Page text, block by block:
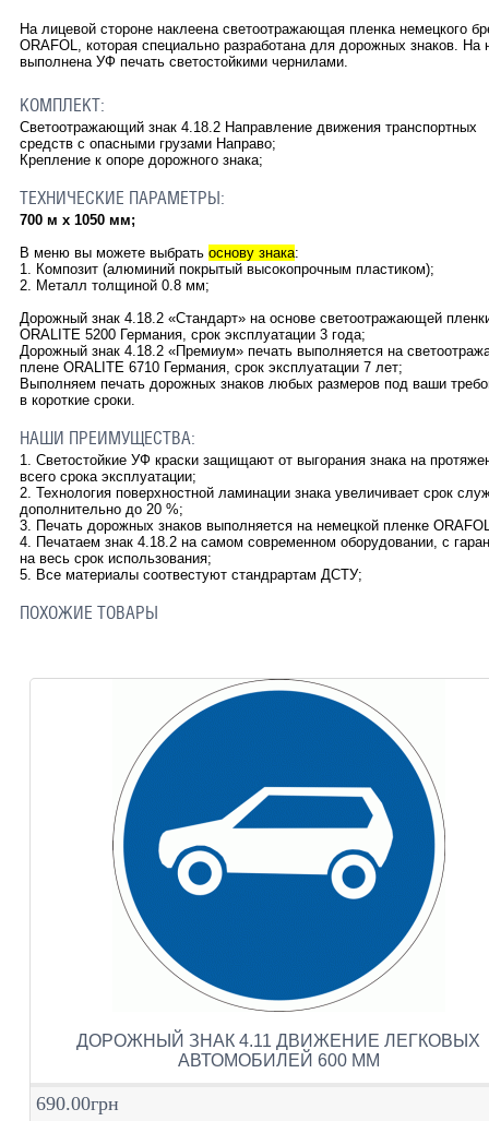
На лицевой стороне наклеена светоотражающая пленка немецкого
ORAFOL, которая специально разработана для дорожных знаков. На
выполнена УФ печать светостойкими чернилами.
КОМПЛЕКТ:
Светоотражающий знак 4.18.2 Направление движения транспортных
средств с опасными грузами Направо;
Крепление к опоре дорожного знака;
ТЕХНИЧЕСКИЕ ПАРАМЕТРЫ:
700 м х 1050 мм;
В меню вы можете выбрать основу знака:
1. Композит (алюминий покрытый высокопрочным пластиком);
2. Металл толщиной 0.8 мм;
Дорожный знак 4.18.2 «Стандарт» на основе светоотражающей
ORALITE 5200 Германия, срок эксплуатации 3 года;
Дорожный знак 4.18.2«Премиум» печать выполняется на
плене ORALITE 6710 Германия, срок эксплуатации 7 лет;
Выполняем печать дорожных знаков любых размеров под ваши
в короткие сроки.
НАШИ ПРЕИМУЩЕСТВА:
1. Светостойкие УФ краски защищают от выгорания знака на
всего срока эксплуатации;
2. Технология поверхностной ламинации знака увеличивает срок
дополнительно до 20 %;
3. Печать дорожных знаков выполняется на немецкой пленке
4. Печатаем знак 4.18.2на самом современном оборудовании, с
на весь срок использования;
5. Все материалы соотвестуют стандрартам ДСТУ;
ПОХОЖИЕ ТОВАРЫ
ДОРОЖНЫЙ ЗНАК 4.11 ДВИЖЕНИЕ ЛЕГКОВЫХ
АВТОМОБИЛЕЙ 600 ММ
690.00грн